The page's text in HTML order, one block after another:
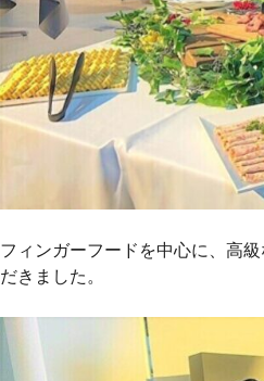
フィンガーフードを中心に、高
だきました。